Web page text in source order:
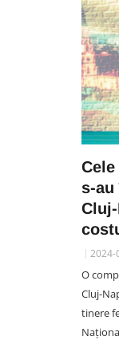
s-au
2024-
O
Cluj-
tinere